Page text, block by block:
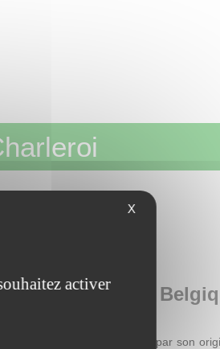
CUISINE
en
chère, mais qui se distingue par son
X
activer